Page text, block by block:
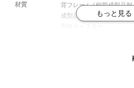
材質 背フレーム / 樹脂成型品肘
成型品
脚 / 樹脂成型品キャ
・バックカーブアジャス